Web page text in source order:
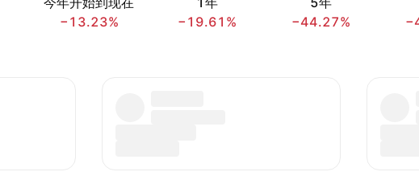
−13.23%
−19.61%
−44.27%